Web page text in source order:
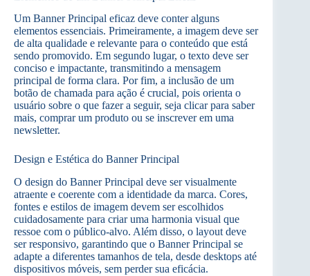
Um Banner Principal eficaz deve conter alguns
elementos essenciais. Primeiramente, a imagem deve ser
de alta qualidade e relevante para o conteúdo que está
sendo promovido. Em segundo lugar, o texto deve ser
conciso e impactante, transmitindo a mensagem
principal de forma clara. Por fim, a inclusão de um
botão de chamada para ação é crucial, pois orienta o
usuário sobre o que fazer a seguir, seja clicar para saber
mais, comprar um produto ou se inscrever em uma
newsletter.
Design e Estética do Banner Principal
O design do Banner Principal deve ser visualmente
atraente e coerente com a identidade da marca. Cores,
fontes e estilos de imagem devem ser escolhidos
cuidadosamente para criar uma harmonia visual que
ressoe com o público-alvo. Além disso, o layout deve
ser responsivo, garantindo que o Banner Principal se
adapte a diferentes tamanhos de tela, desde desktops até
dispositivos móveis, sem perder sua eficácia.